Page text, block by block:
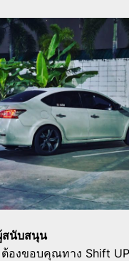
นับสนุน
องขอบคุณทาง Shift